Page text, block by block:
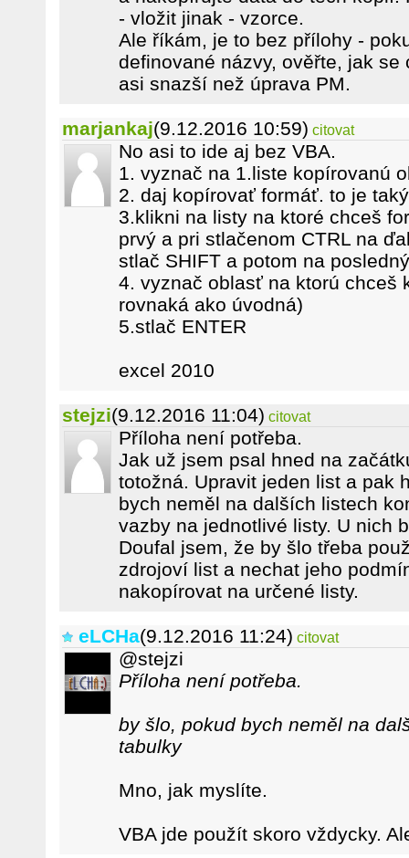
- vložit jinak - vzorce.
Ale říkám, je to bez přílohy -
definované názvy, ověřte, jak
asi snazší než úprava PM.
marjankaj(9.12.2016 10:59) citovat
No asi to ide aj bez VBA.
1. vyznač na 1.liste kopírovanú
2. daj kopírovať formáť. to je
3.klikni na listy na ktoré chceš
prvý a pri stlačenom CTRL na
stlač SHIFT a potom na
4. vyznač oblasť na ktorú chceš
rovnaká ako úvodná)
5.stlač ENTER
excel 2010
stejzi(9.12.2016 11:04) citovat
Příloha není potřeba.
Jak už jsem psal hned na
totožná. Upravit jeden list a pak
bych neměl na dalších listech
vazby na jednotlivé listy. U nich
Doufal jsem, že by šlo třeba
zdrojoví list a nechat jeho
nakopírovat na určené listy.
eLCHa(9.12.2016 11:24) citovat
@stejzi
Příloha není potřeba.
by šlo, pokud bych neměl na
tabulky
Mno, jak myslíte.
VBA jde použít skoro vždycky.